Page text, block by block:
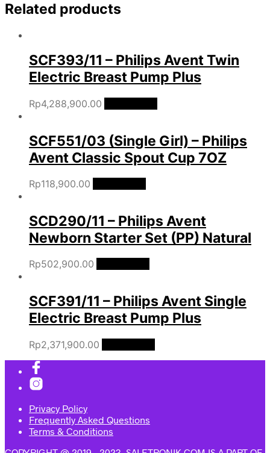
Related products
SCF393/11 – Philips Avent Twin
Electric Breast Pump Plus
Rp4,288,900.00
SCF551/03 (Single Girl) – Philips
Avent Classic Spout Cup 7OZ
Rp118,900.00
SCD290/11 – Philips Avent
Newborn Starter Set (PP) Natural
Rp502,900.00
SCF391/11 – Philips Avent Single
Electric Breast Pump Plus
Rp2,371,900.00
Privacy Policy
Frequently Asked Questions
Terms & Conditions